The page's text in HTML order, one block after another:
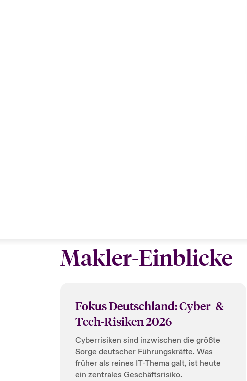
Makler-Einblicke
Fokus Deutschland: Cyber- &
Tech-Risiken 2026
Cyberrisiken sind inzwischen die größte
Sorge deutscher Führungskräfte. Was
früher als reines IT-Thema galt, ist heute
ein zentrales Geschäftsrisiko.